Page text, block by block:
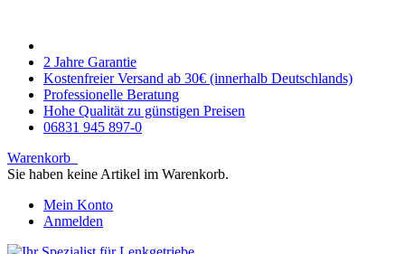
2 Jahre Garantie
Kostenfreier Versand ab 30€ (innerhalb Deutschlands)
Professionelle Beratung
Hohe Qualität zu günstigen Preisen
06831 945 897-0
Warenkorb
Sie haben keine Artikel im Warenkorb.
Mein Konto
Anmelden